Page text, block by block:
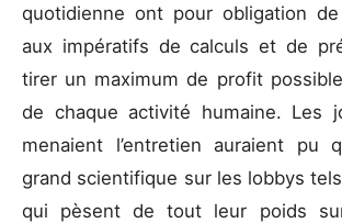
quotidienne ont pour obligation
aux impératifs de calculs et de
tirer un maximum de profit
de chaque activité humaine. Les
menaient l’entretien auraient pu
grand scientifique sur les lobbys
qui pèsent de tout leur poids